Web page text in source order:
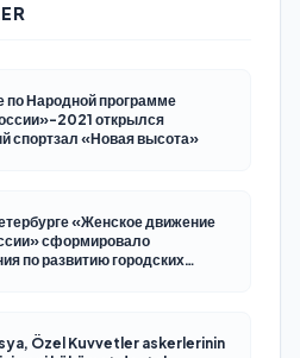
по Народной программе
2021 открылся
спортзал «Новая высота»
«Женское движение
сформировало
по развитию городских
Özel Kuvvetler askerlerinin